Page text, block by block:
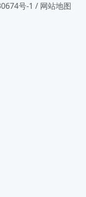
号-1 / 网站地图